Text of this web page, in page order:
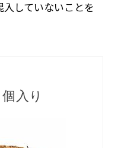
していないことを
入り